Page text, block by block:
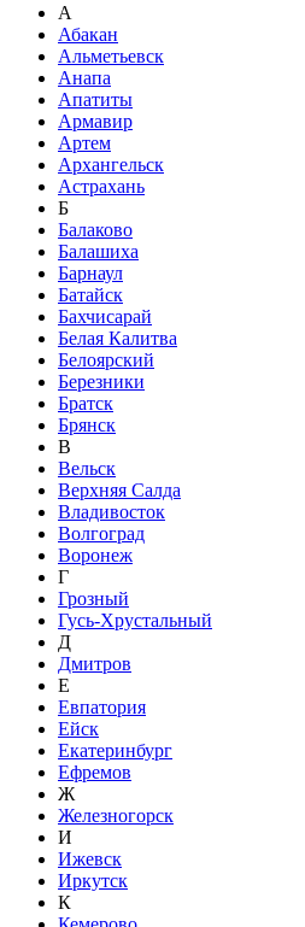
А
Абакан
Альметьевск
Анапа
Апатиты
Армавир
Артем
Архангельск
Астрахань
Б
Балаково
Балашиха
Барнаул
Батайск
Бахчисарай
Белая Калитва
Белоярский
Березники
Братск
Брянск
В
Вельск
Верхняя Салда
Владивосток
Волгоград
Воронеж
Г
Грозный
Гусь-Хрустальный
Д
Дмитров
Е
Евпатория
Ейск
Екатеринбург
Ефремов
Ж
Железногорск
И
Ижевск
Иркутск
К